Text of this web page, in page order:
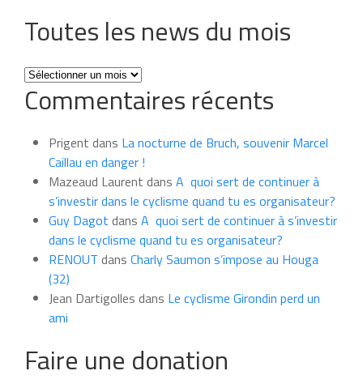
Toutes les news du mois
Toutes
les
news
mois
Commentaires récents
Prigent dans La nocturne de Bruch, souvenir Marcel
Caillau en danger !
Mazeaud Laurent dans A quoi sert de continuer à
s’investir dans le cyclisme quand tu es organisateur?
Guy Dagot dans A quoi sert de continuer à s’investir
dans le cyclisme quand tu es organisateur?
RENOUT dans Charly Saumon s’impose au Houga
(32)
Jean Dartigolles dans Le cyclisme Girondin perd un
ami
Faire une donation